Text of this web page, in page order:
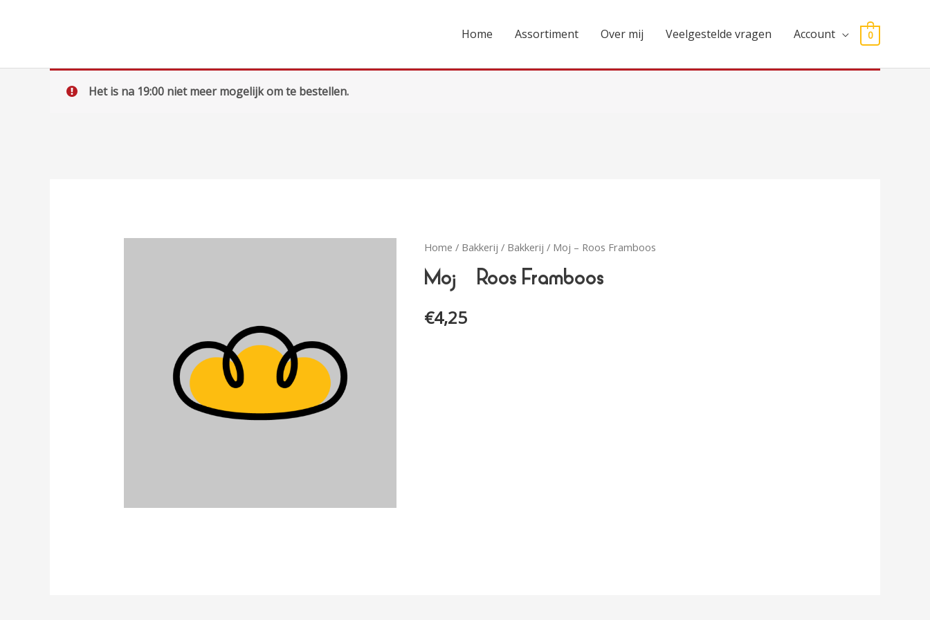
inhoud
Home Assortiment Over mij Veelgestelde vragen Account 0
Het is na 19:00 niet meer mogelijk om te bestellen.
Home / Bakkerij / Bakkerij / Moj – Roos Framboos
Moj – Roos Framboos
€4,25